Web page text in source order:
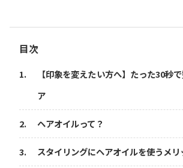
目次
【印象を変えたい方へ】たった30秒
ア
ヘアオイルって？
スタイリングにヘアオイルを使うメリ